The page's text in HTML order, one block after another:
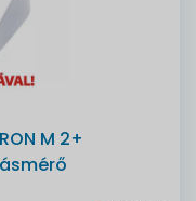
M 2+